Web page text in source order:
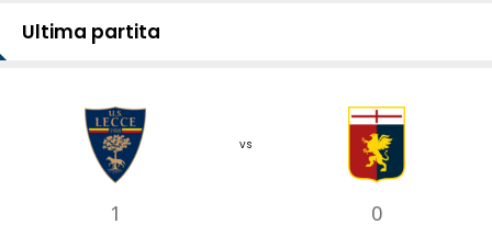
Ultima partita
1
vs
0